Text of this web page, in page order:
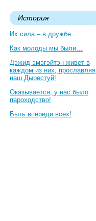
История
Их сила – в дружбе
Как молоды мы были…
Дэжид эмэгэйтэн живет в
каждом из них, прославляя
наш Дырестуй!
Оказывается, у нас было
пароходство!
Быть впереди всех!